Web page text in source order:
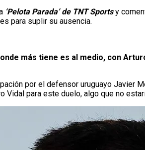
‘Pelota Parada’ de TNT Sportsy
para suplir su ausencia.
más tiene es al medio, con
por el defensor uruguayo Javier
Vidal para este duelo, algo que no